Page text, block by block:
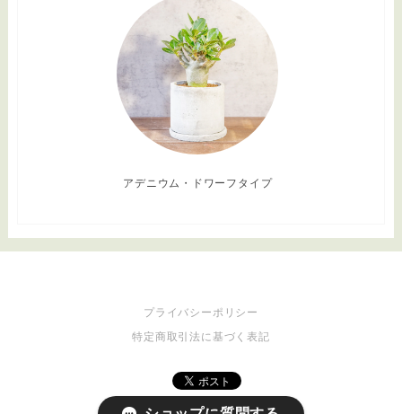
アデニウム・ドワーフタイプ
プライバシーポリシー
特定商取引法に基づく表記